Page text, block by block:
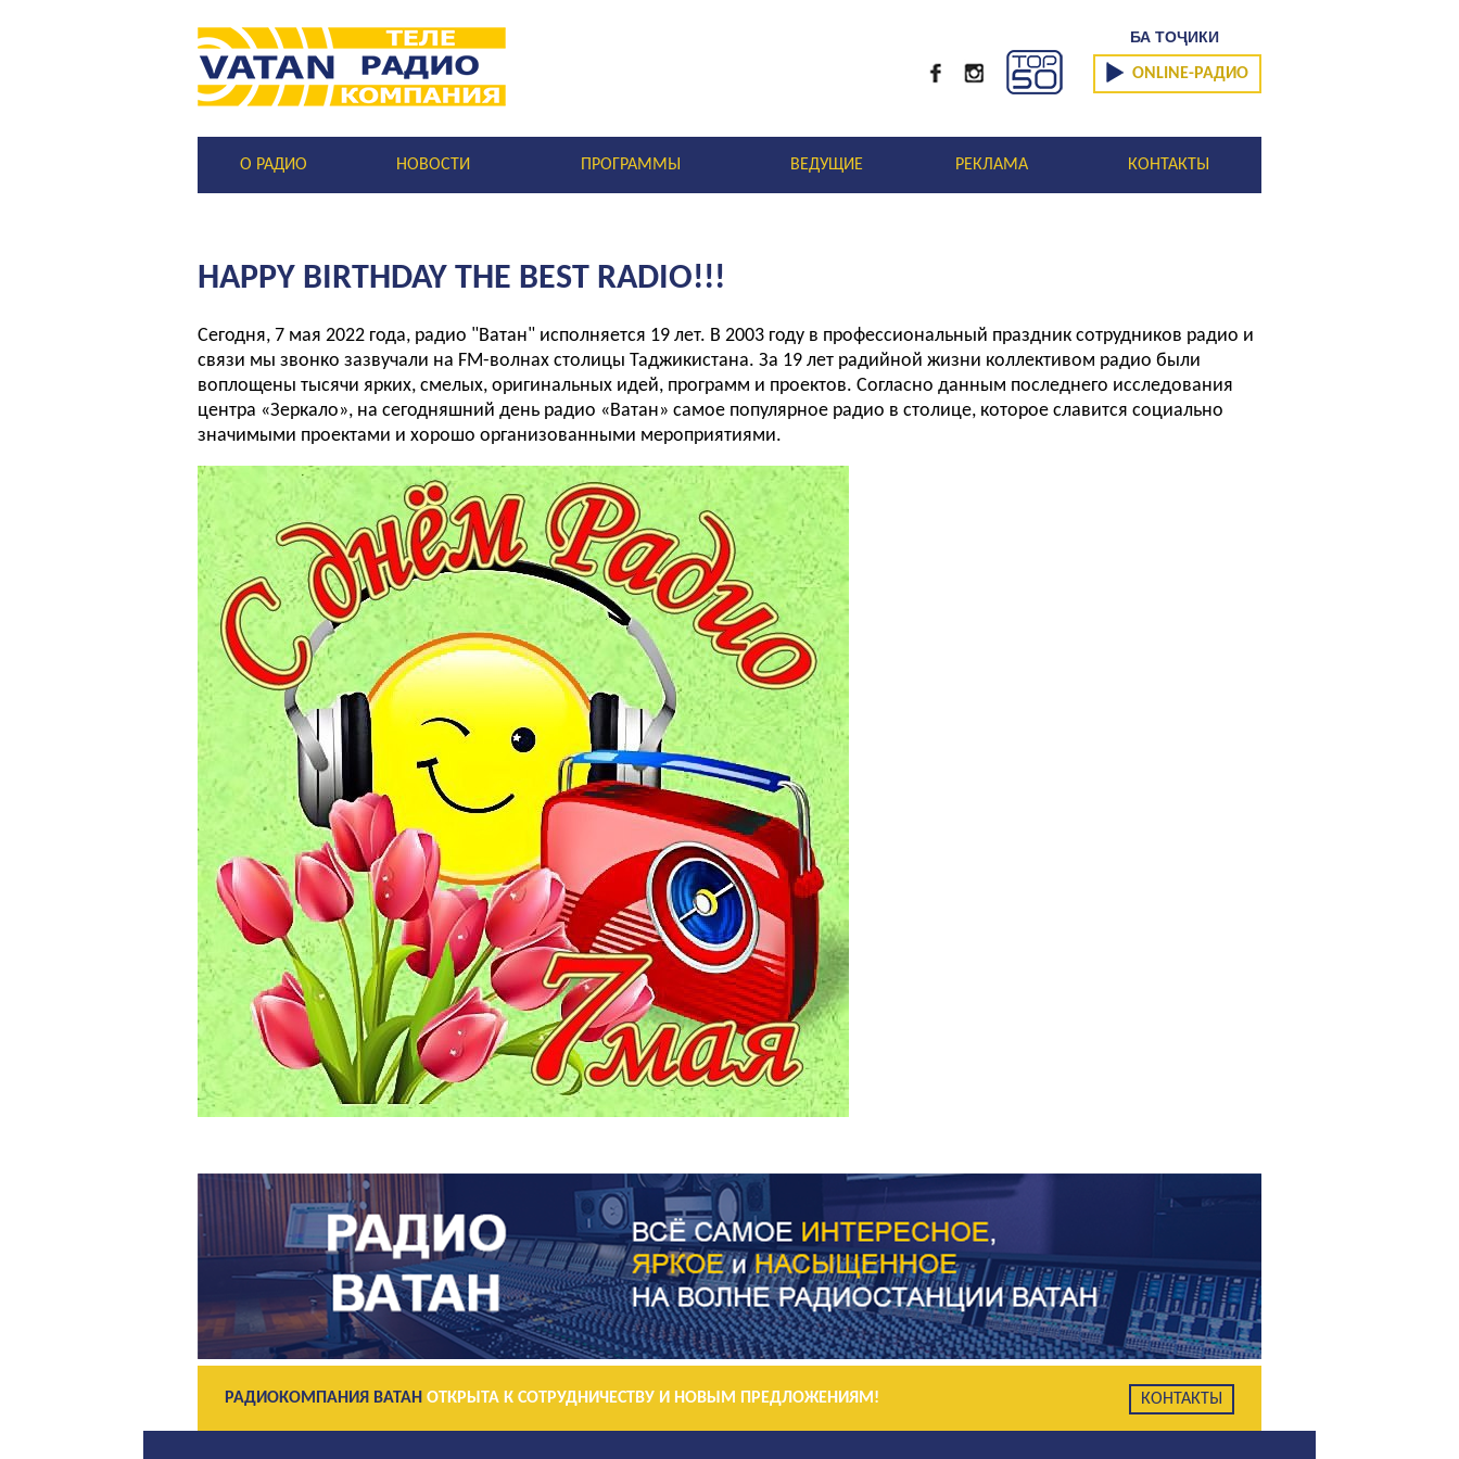
БА ТОҶИКИ
ONLINE-РАДИО
О РАДИО НОВОСТИ ПРОГРАММЫ ВЕДУЩИЕ РЕКЛАМА КОНТАКТЫ
HAPPY BIRTHDAY THE BEST RADIO!!!
Сегодня, 7 мая 2022 года, радио "Ватан" исполняется 19 лет. В 2003 году в профессиональный праздник сотрудников радио и
связи мы звонко зазвучали на FM-волнах столицы Таджикистана. За 19 лет радийной жизни коллективом радио были
воплощены тысячи ярких, смелых, оригинальных идей, программ и проектов. Согласно данным последнего исследования
центра «Зеркало», на сегодняшний день радио «Ватан» самое популярное радио в столице, которое славится социально
значимыми проектами и хорошо организованными мероприятиями.
КОНТАКТЫ
РАДИОКОМПАНИЯ ВАТАН ОТКРЫТА К СОТРУДНИЧЕСТВУ И НОВЫМ ПРЕДЛОЖЕНИЯМ!